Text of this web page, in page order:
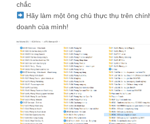
chắc
Hãy làm một ông chủ thực thụ trên
doanh của mình!